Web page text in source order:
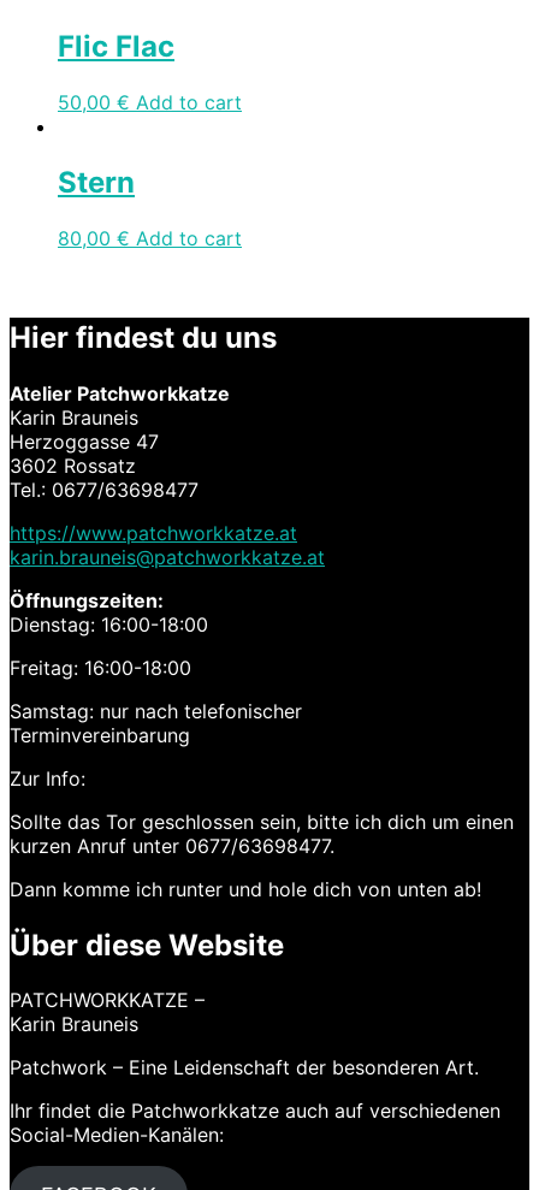
Flic Flac
50,00 € Add to cart
Stern
80,00 € Add to cart
Hier findest du uns
Atelier Patchworkkatze
Karin Brauneis
Herzoggasse 47
3602 Rossatz
Tel.: 0677/63698477
https://www.patchworkkatze.at
karin.brauneis@patchworkkatze.at
Öffnungszeiten:
Dienstag: 16:00-18:00
Freitag: 16:00-18:00
Samstag: nur nach telefonischer
Terminvereinbarung
Zur Info:
Sollte das Tor geschlossen sein, bitte ich dich um einen
kurzen Anruf unter 0677/63698477.
Dann komme ich runter und hole dich von unten ab!
Über diese Website
PATCHWORKKATZE –
Karin Brauneis
Patchwork – Eine Leidenschaft der besonderen Art.
Ihr findet die Patchworkkatze auch auf verschiedenen
Social-Medien-Kanälen: